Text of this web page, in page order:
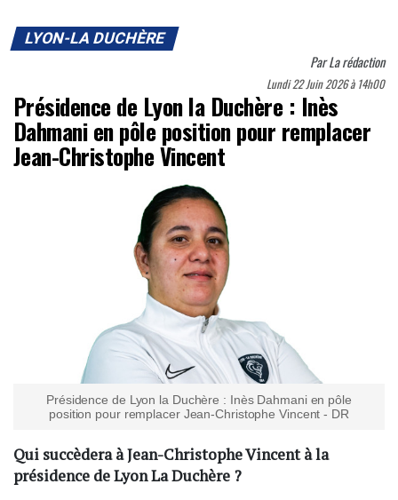
LYON-LA DUCHÈRE
ParLa rédaction
Lundi 22 Juin 2026 à 14h00
Présidence de Lyon la Duchère : Inès
Dahmani en pôle position pour remplacer
Jean-Christophe Vincent
Présidence de Lyon la Duchère : Inès Dahmani en pôle
position pour remplacer Jean-Christophe Vincent - DR
Qui succèdera à Jean-Christophe Vincent à la
présidence de Lyon La Duchère ?